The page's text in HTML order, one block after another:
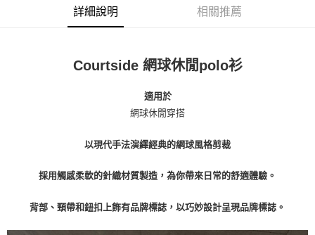
詳細說明 相關推薦
Courtside 網球休閒polo衫
適用於
網球休閒穿搭
以現代手法演繹經典的網球風格剪裁
採用觸感柔軟的針織材質製造，為你帶來日常的舒適體驗。
背部、頸帶和鈕扣上飾有品牌標誌，以巧妙設計呈現品牌標誌。